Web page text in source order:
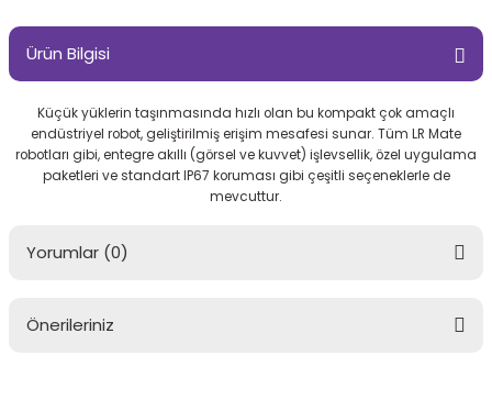
Ürün Bilgisi
Küçük yüklerin taşınmasında hızlı olan bu kompakt çok amaçlı
endüstriyel robot, geliştirilmiş erişim mesafesi sunar. Tüm LR Mate
robotları gibi, entegre akıllı (görsel ve kuvvet) işlevsellik, özel uygulama
paketleri ve standart IP67 koruması gibi çeşitli seçeneklerle de
mevcuttur.
Yorumlar (0)
Önerileriniz